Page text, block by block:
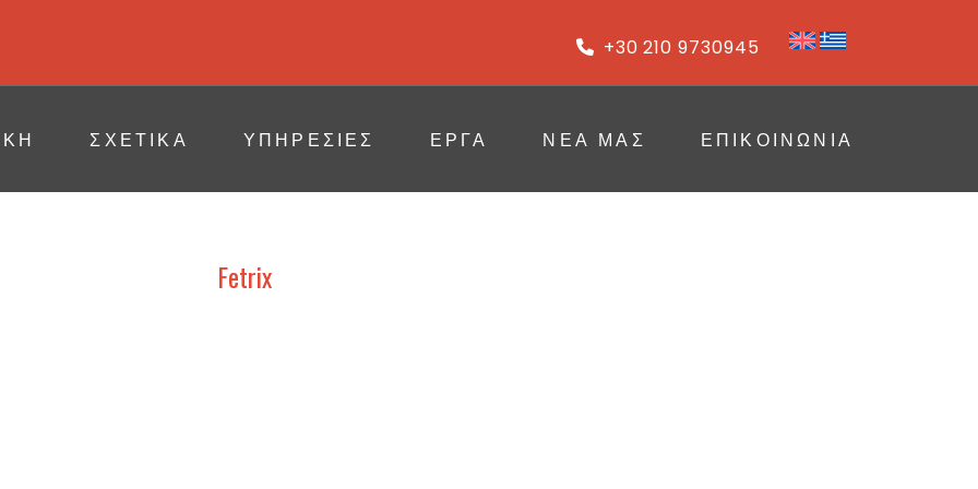
+30 210 9730945
ΣΧΕΤΙΚΆ ΥΠΗΡΕΣΙΕΣ ΕΡΓΑ ΝΈΑ ΜΑΣ ΕΠΙΚΟΙΝΩΝΙΑ
Fetrix